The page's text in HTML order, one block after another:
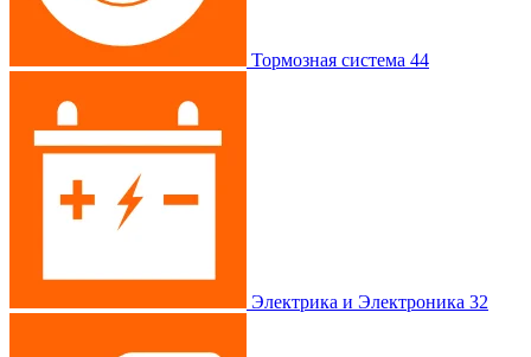
Тормозная система 44
Электрика и Электроника 32